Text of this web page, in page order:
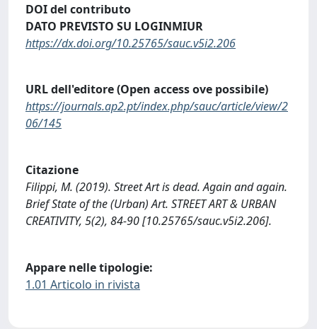
DOI del contributo
DATO PREVISTO SU LOGINMIUR
https://dx.doi.org/10.25765/sauc.v5i2.206
URL dell'editore (Open access ove possibile)
https://journals.ap2.pt/index.php/sauc/article/view/2
06/145
Citazione
Filippi, M. (2019). Street Art is dead. Again and again.
Brief State of the (Urban) Art. STREET ART & URBAN
CREATIVITY, 5(2), 84-90 [10.25765/sauc.v5i2.206].
Appare nelle tipologie:
1.01 Articolo in rivista